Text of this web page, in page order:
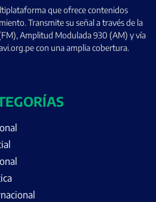
que ofrece contenidos
Transmite su señal a través de la
Amplitud Modulada 930 (AM) y vía
con una amplia cobertura.